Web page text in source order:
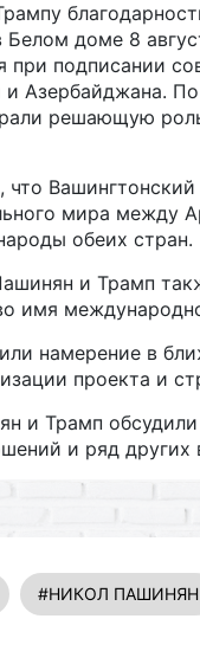
доме 8
при подписании
Азербайджана.
решающую
мира между
обеих стран.
и Трамп
имя
намерение в
проекта и
и Трамп
и ряд
#НИКОЛ ПАШИНЯН